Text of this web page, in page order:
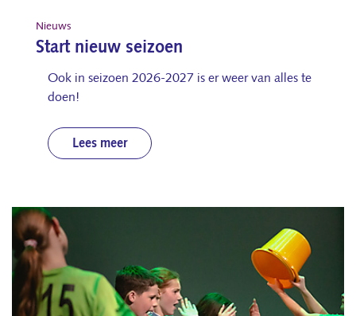
Nieuws
Start nieuw seizoen
Ook in seizoen 2026-2027 is er weer van alles te
doen!
Lees meer